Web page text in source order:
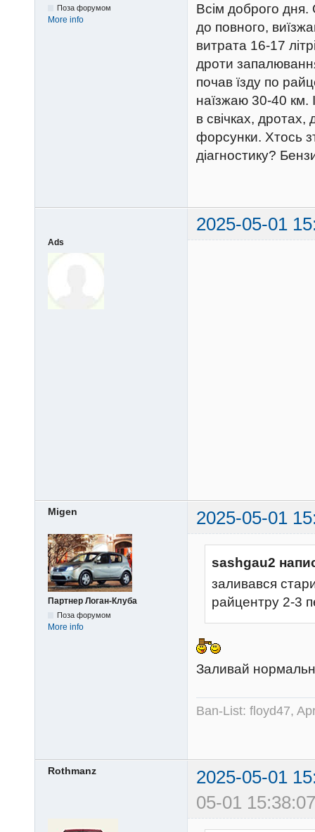
Поза форумом
More info
Всім доброго дня.
до повного,
витрата 16-17
дроти
почав їзду по
наїзжаю 30-40 км.
в свічках,
форсунки. Хтось
діагностику?
2025-05-01
Ads
Migen 2025-05-01
Партнер Логан-Клуба
Поза форумом
More info
sashgau2
заливався
райцентру 2-3
Заливай
Ban-List: floyd47,
Rothmanz
2025-05-01
05-01